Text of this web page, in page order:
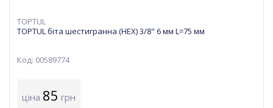
TOPTUL
TOPTUL біта шестигранна (HEX) 3/8" 6 мм L=75 мм
Код: 00589774
ціна 85 грн